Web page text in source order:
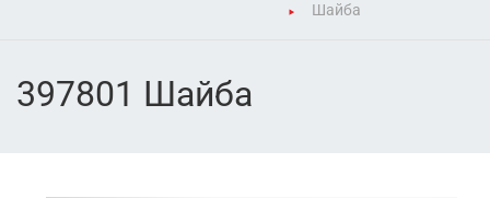
Шайба
397801 Шайба